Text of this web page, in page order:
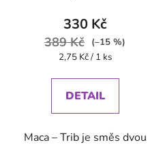
330 Kč
389 Kč
(–15 %)
Měrná
2,75 Kč / 1 ks
DETAIL
Maca – Trib je směs dvou